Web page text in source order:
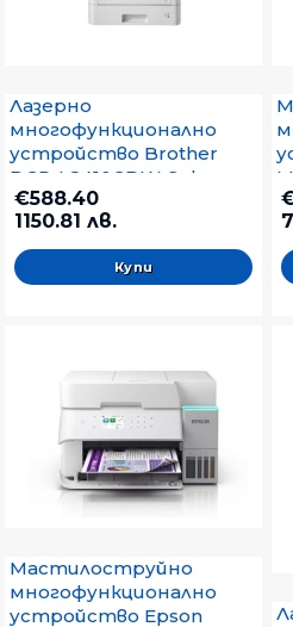
Лазерно
многофункционално
устройство Brother
DCP-L8410CDW Colour
Laser Multifunctional
€588.40
1150.81 лв.
Мастилоструйно
многофункционално
устройство Epson